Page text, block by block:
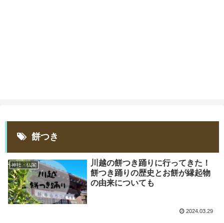
餅つき
神社・仏閣
川越の餅つき踊りに行ってきた！
餅つき踊りの歴史とお餅が縁起物
の由来についても
2024.03.29